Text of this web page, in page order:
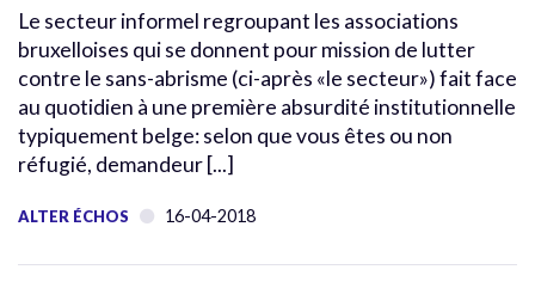
Le secteur informel regroupant les associations
bruxelloises qui se donnent pour mission de lutter
contre le sans-abrisme (ci-après «le secteur») fait face
au quotidien à une première absurdité institutionnelle
typiquement belge: selon que vous êtes ou non
réfugié, demandeur [...]
ALTER ÉCHOS 16-04-2018